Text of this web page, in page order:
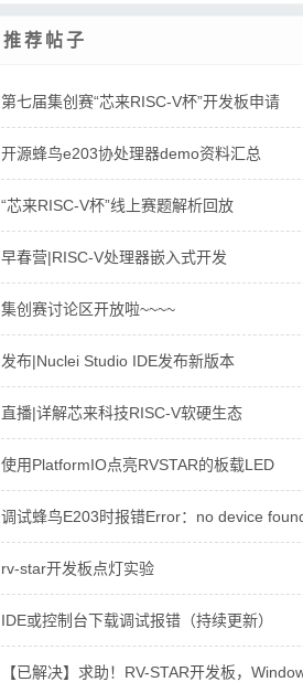
推荐帖子
第七届集创赛“芯来RISC-V杯”开发板申请
开源蜂鸟e203协处理器demo资料汇总
“芯来RISC-V杯”线上赛题解析回放
早春营|RISC-V处理器嵌入式开发
集创赛讨论区开放啦~~~~
发布|Nuclei Studio IDE发布新版本
直播|详解芯来科技RISC-V软硬生态
使用PlatformIO点亮RVSTAR的板载LED
调试蜂鸟E203时报错Error：no device
rv-star开发板点灯实验
IDE或控制台下载调试报错（持续更新）
【已解决】求助！RV-STAR开发板，